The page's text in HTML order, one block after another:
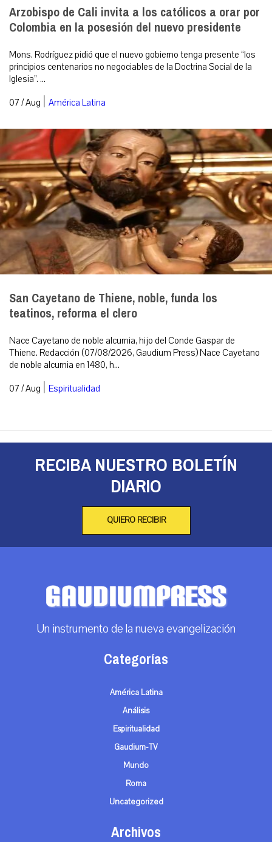
Arzobispo de Cali invita a los católicos a orar por
Colombia en la posesión del nuevo presidente
Mons. Rodríguez pidió que el nuevo gobierno tenga presente “los
principios centenarios no negociables de la Doctrina Social de la
Iglesia”. ...
07 / Aug | América Latina
San Cayetano de Thiene, noble, funda los
teatinos, reforma el clero
Nace Cayetano de noble alcurnia, hijo del Conde Gaspar de
Thiene. Redacción (07/08/2026, Gaudium Press) Nace Cayetano
de noble alcurnia en 1480, h...
07 / Aug | Espiritualidad
RECIBA NUESTRO BOLETÍN
DIARIO
QUIERO RECIBIR
Un instrumento de la nueva evangelización
Categorías
América Latina
Análisis
Espiritualidad
Gaudium-TV
Mundo
Roma
Uncategorized
Archivos